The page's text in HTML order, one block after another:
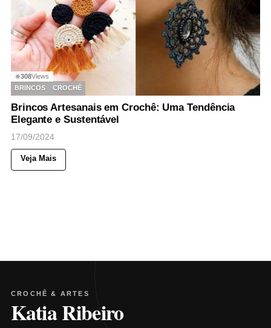
◉308Views
BRINCOS
CROCHÊ
Brincos Artesanais em Crochê: Uma Tendência
Elegante e Sustentável
17/09/2024
Veja Mais
CROCHÊ & ARTES
Katia Ribeiro